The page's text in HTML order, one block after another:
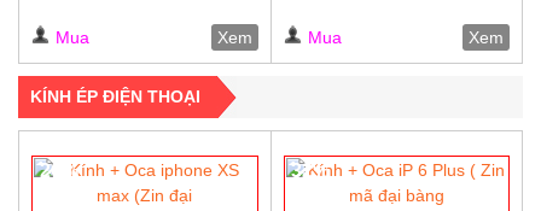
Mua Xem Mua Xem
KÍNH ÉP ĐIỆN THOẠI
20% 32%